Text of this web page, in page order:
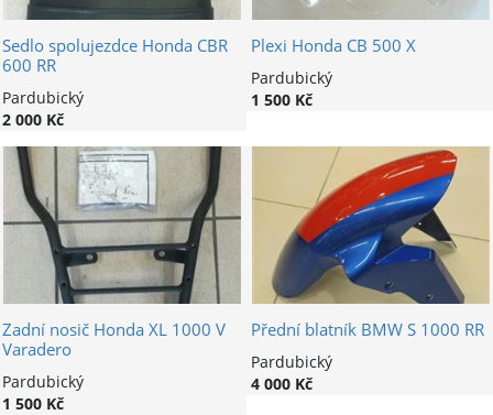
Sedlo spolujezdce Honda CBR
600 RR
Pardubický
2 000 Kč
Plexi Honda CB 500 X
Pardubický
1 500 Kč
Zadní nosič Honda XL 1000 V
Varadero
Pardubický
1 500 Kč
Přední blatník BMW S 1000 RR
Pardubický
4 000 Kč